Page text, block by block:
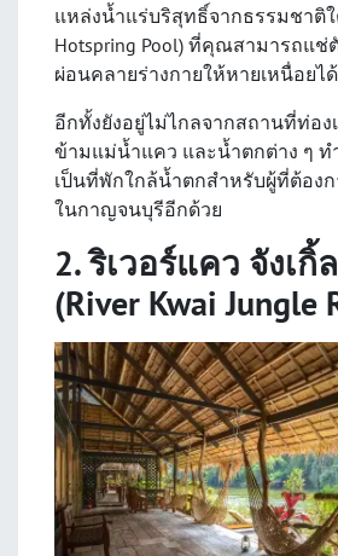
แหล่งน้ำแร่บริสุทธิ์จากธรรมชาติใ
Hotspring Pool) ที่คุณสามารถแช่
ผ่อนคลายร่างกายให้หายเหนื่อยได้
อีกทั้งยังอยู่ไม่ไกลจากสถานที่ท่อง
ข้ามแม่น้ำแคว และน้ำตกต่าง ๆ ท
เป็นที่พักใกล้น้ำตกสำหรับผู้ที่ต้อง
ในกาญจนบุรีอีกด้วย
2. ริเวอร์แคว จังเกิ้
(River Kwai Jungle